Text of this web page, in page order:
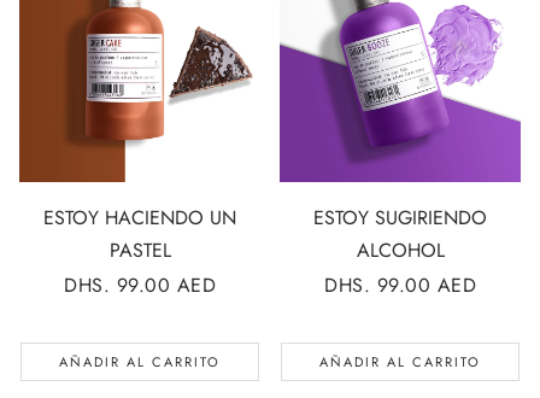
ESTOY HACIENDO UN
PASTEL
PRECIO
DHS. 99.00 AED
AÑADIR AL CARRITO
ESTOY SUGIRIENDO
ALCOHOL
PRECIO
DHS. 99.00 AED
AÑADIR AL CARRITO